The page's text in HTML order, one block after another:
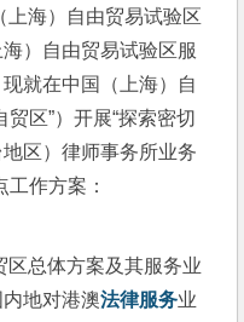
）自由贸易试验区服
就在中国（上海）自
区”）开展“探索密切
区）律师事务所业务
作方案：
地对港澳法律服务业